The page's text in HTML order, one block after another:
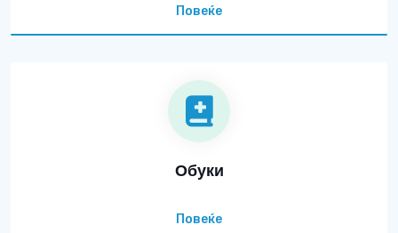
Повеќе
Обуки
Повеќе